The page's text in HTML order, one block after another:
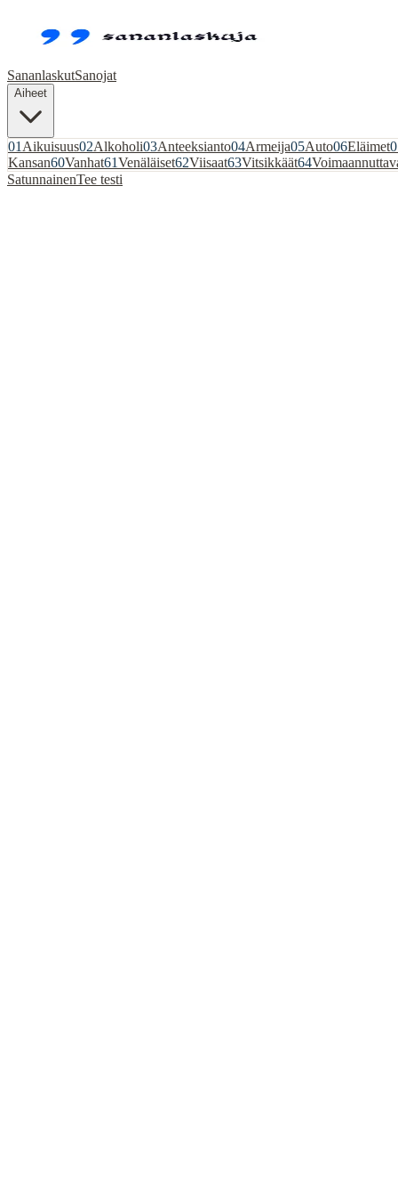
SananlaskutSanojat
Aiheet
01 Aikuisuus02Alkoholi03Anteeksianto04Armeija05Auto06Eläimet
Kansan60Vanhat61Venäläiset62Viisaat63Vitsikkäät64
SatunnainenTee testi